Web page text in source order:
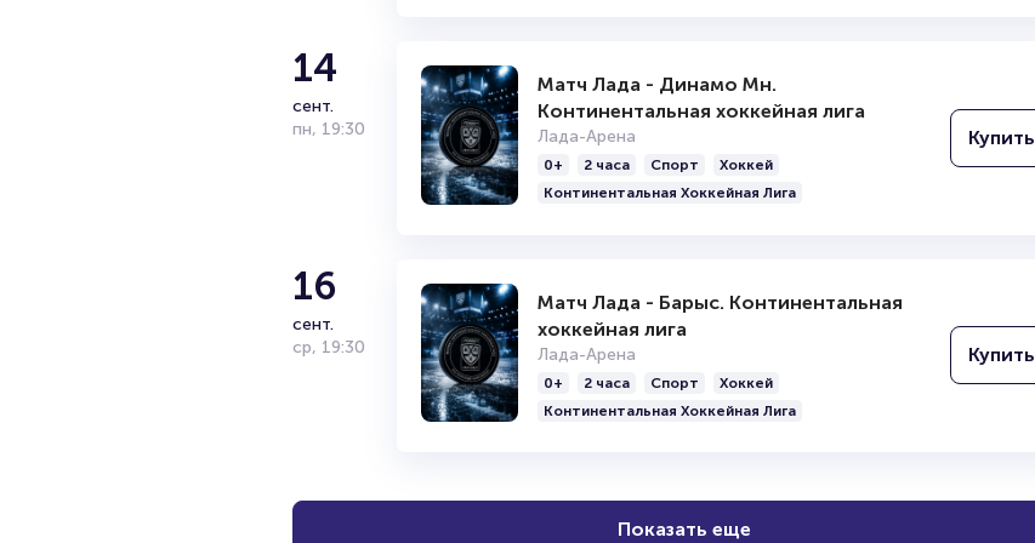
14
сент.
пн, 19:30
Матч Лада - Динамо Мн.
Континентальная хоккейная лига
Лада-Арена
0+ 2 часа Спорт
Хоккей
Континентальная Хоккейная Лига
Купить
16
сент.
ср, 19:30
Матч Лада - Барыс. Континентальная
хоккейная лига
Лада-Арена
0+ 2 часа Спорт
Хоккей
Континентальная Хоккейная Лига
Купить
Показать еще